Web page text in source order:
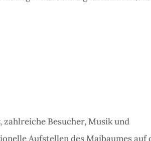
Besucher, Musik und
Aufstellen des Maibaumes auf